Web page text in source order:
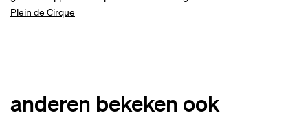
Plein de Cirque
anderen bekeken ook